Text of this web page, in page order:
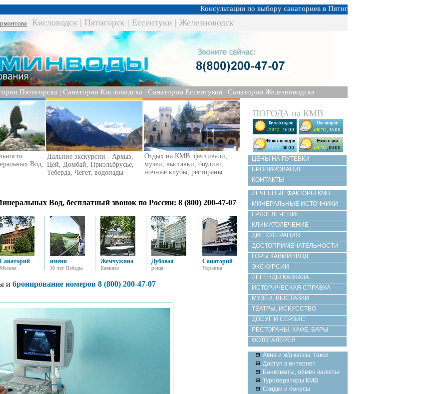
Консультации по выбору санаториев в Пятигорске, Кисловодске,
Кисловодск | Пятигорск | Ессентуки | Железноводск
Пятигорска | Санатории Кисловодска | Санатории Ессентуков| Санатории Железноводска
Вод,
Дальние экскурсии - Архыз,
Цей, Домбай, Приэльбрусье,
Теберда, Чегет, водопады
Отдых на КМВ: фестивали,
музеи, выставки, боулинг,
ночные клубы, рестораны
ПОГОДА на КМВ
ЦЕНЫ НА ПУТЕВКИ
БРОНИРОВАНИЕ
КОНТАКТЫ
Вод, бесплатный звонок по России: 8 (800) 200-47-07
Санаторий
Москва
имени
30 лет Победы
Жемчужина
Кавказа
Дубовая
роща
Санаторий
Украина
и бронирование номеров 8 (800) 200-47-07
ЛЕЧЕБНЫЕ ФАКТОРЫ КМВ
МИНЕРАЛЬНЫЕ ИСТОЧНИКИ
ГРЯЗЕЛЕЧЕНИЕ
КЛИМАТОЛЕЧЕНИЕ
ДИЕТОТЕРАПИЯ
ДОСТОПРИМЕЧАТЕЛЬНОСТИ
ГОРЫ КАВМИНВОД
ЭКСКУРСИИ
ЛЕГЕНДЫ КАВКАЗА
ИСТОРИЧЕСКАЯ СПРАВКА
МУЗЕИ, ВЫСТАВКИ
ТЕАТРЫ, ИСКУССТВО
ДОСУГ И СЕРВИС
РЕСТОРАНЫ, КАФЕ, БАРЫ
ФОТОГАЛЕРЕЯ
Авиа и ж/д кассы, такси
Доступ в интернет
Банкоматы, обмен валюты
Туроператоры КМВ
Скидки и бонусы